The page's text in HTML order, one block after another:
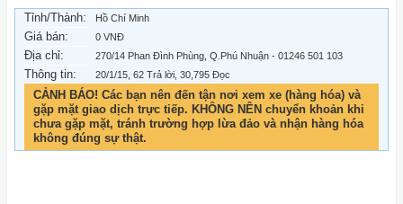
Tỉnh/Thành: Hồ Chí Minh
Giá bán: 0 VNĐ
Địa chỉ: 270/14 Phan Đình Phùng, Q.Phú Nhuận - 01246 501 103
Thông tin: 20/1/15 , 62 Trả lời, 30,795 Đọc
CẢNH BÁO! Các bạn nên đến tận nơi xem xe (hàng hóa) và
gặp mặt giao dịch trực tiếp. KHÔNG NÊN chuyển khoản khi
chưa gặp mặt, tránh trường hợp lừa đảo và nhận hàng hóa
không đúng sự thật.